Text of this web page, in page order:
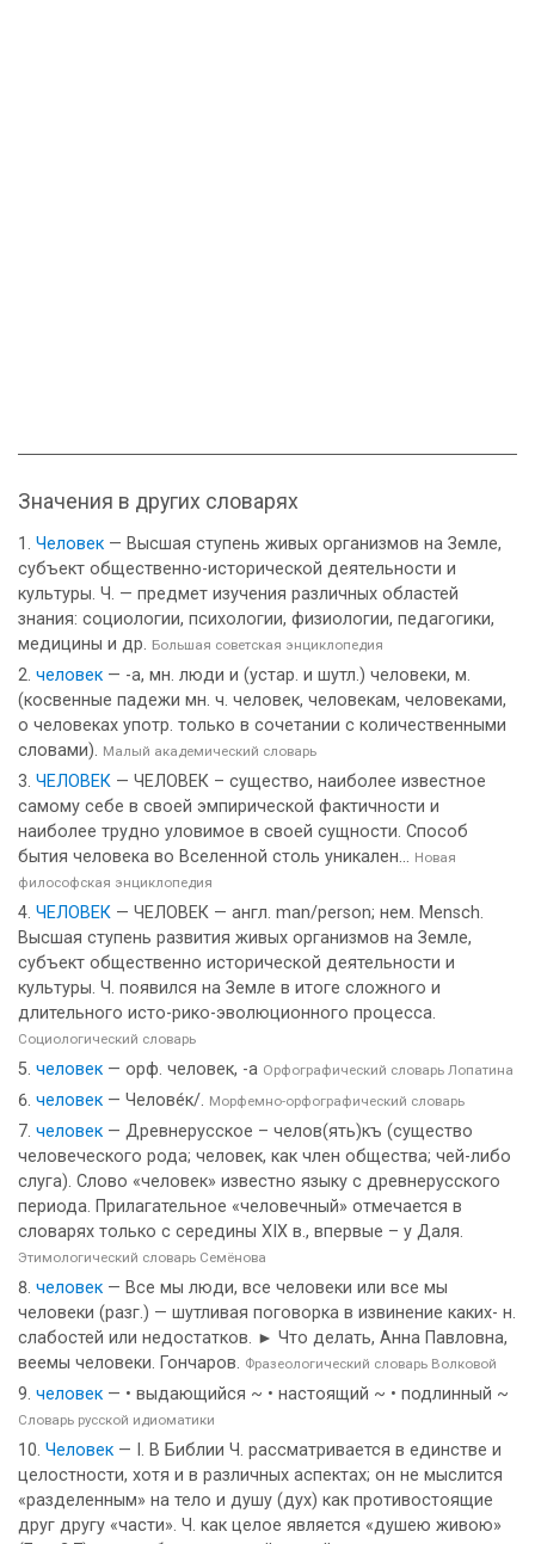
Значения в других словарях
Человек — Высшая ступень живых организмов на Земле,
субъект общественно-исторической деятельности и
культуры. Ч. — предмет изучения различных областей
знания: социологии, психологии, физиологии, педагогики,
медицины и др. Большая советская энциклопедия
человек — -а, мн. люди и (устар. и шутл.) человеки, м.
(косвенные падежи мн. ч. человек, человекам, человеками,
о человеках употр. только в сочетании с количественными
словами). Малый академический словарь
ЧЕЛОВЕК — ЧЕЛОВЕК – существо, наиболее известное
самому себе в своей эмпирической фактичности и
наиболее трудно уловимое в своей сущности. Способ
бытия человека во Вселенной столь уникален... Новая
философская энциклопедия
ЧЕЛОВЕК — ЧЕЛОВЕК — англ. man/person; нем. Mensch.
Высшая ступень развития живых организмов на Земле,
субъект общественно исторической деятельности и
культуры. Ч. появился на Земле в итоге сложного и
длительного исто-рико-эволюционного процесса.
Социологический словарь
человек — орф. человек, -а Орфографический словарь Лопатина
человек — Челове́к/. Морфемно-орфографический словарь
человек — Древнерусское – челов(ять)къ (существо
человеческого рода; человек, как член общества; чей-либо
слуга). Слово «человек» известно языку с древнерусского
периода. Прилагательное «человечный» отмечается в
словарях только с середины XIX в., впервые – у Даля.
Этимологический словарь Семёнова
человек — Все мы люди, все человеки или все мы
человеки (разг.) — шутливая поговорка в извинение каких- н.
слабостей или недостатков. ► Что делать, Анна Павловна,
веемы человеки. Гончаров. Фразеологический словарь Волковой
человек — • выдающийся ~ • настоящий ~ • подлинный ~
Словарь русской идиоматики
Человек — I. В Библии Ч. рассматривается в единстве и
целостности, хотя и в различных аспектах; он не мыслится
«разделенным» на тело и душу (дух) как противостоящие
друг другу «части». Ч. как целое является «душею живою»